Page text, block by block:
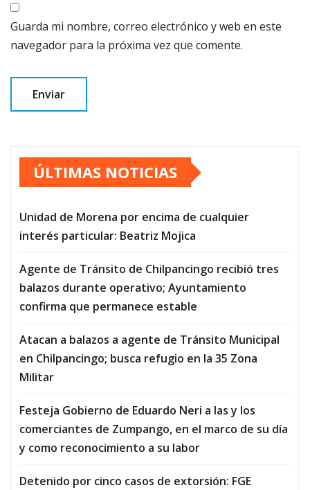
Guarda mi nombre, correo electrónico y web en este
navegador para la próxima vez que comente.
ÚLTIMAS NOTICIAS
Unidad de Morena por encima de cualquier
interés particular: Beatriz Mojica
Agente de Tránsito de Chilpancingo recibió tres
balazos durante operativo; Ayuntamiento
confirma que permanece estable
Atacan a balazos a agente de Tránsito Municipal
en Chilpancingo; busca refugio en la 35 Zona
Militar
Festeja Gobierno de Eduardo Neri a las y los
comerciantes de Zumpango, en el marco de su día
y como reconocimiento a su labor
Detenido por cinco casos de extorsión: FGE